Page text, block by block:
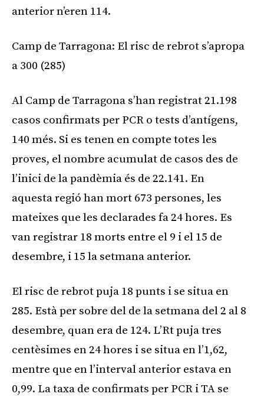
anterior n’eren 114.
Camp de Tarragona: El risc de rebrot s’apropa
a 300 (285)
Al Camp de Tarragona s’han registrat 21.198
casos confirmats per PCR o tests d’antígens,
140 més. Si es tenen en compte totes les
proves, el nombre acumulat de casos des de
l’inici de la pandèmia és de 22.141. En
aquesta regió han mort 673 persones, les
mateixes que les declarades fa 24 hores. Es
van registrar 18 morts entre el 9 i el 15 de
desembre, i 15 la setmana anterior.
El risc de rebrot puja 18 punts i se situa en
285. Està per sobre del de la setmana del 2 al 8
desembre, quan era de 124. L’Rt puja tres
centèsimes en 24 hores i se situa en l’1,62,
mentre que en l’interval anterior estava en
0,99. La taxa de confirmats per PCR i TA se